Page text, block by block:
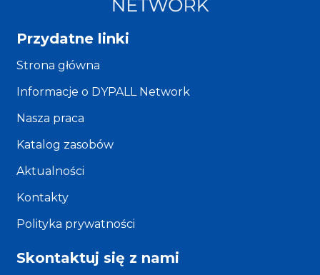
Przydatne linki
Strona główna
Informacje o DYPALL Network
Nasza praca
Katalog zasobów
Aktualności
Kontakty
Polityka prywatności
Skontaktuj się z nami